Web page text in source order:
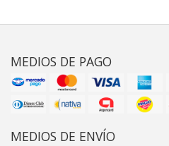
MEDIOS DE PAGO
MEDIOS DE ENVÍO